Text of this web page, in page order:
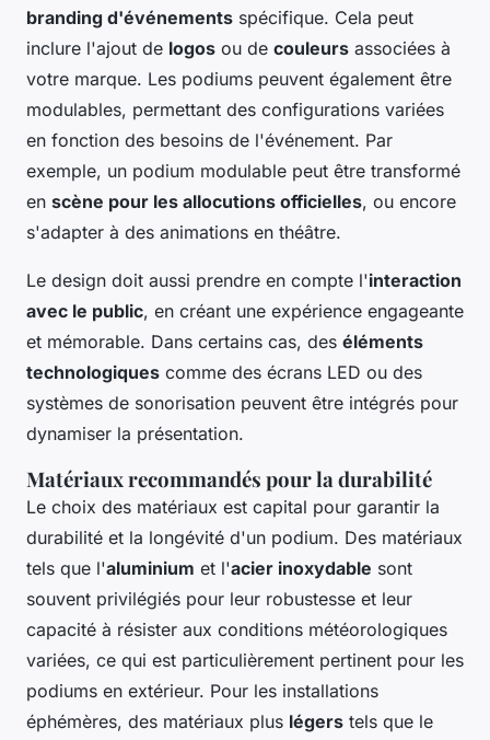
branding d'événements spécifique. Cela peut
inclure l'ajout de logos ou de couleurs associées à
votre marque. Les podiums peuvent également être
modulables, permettant des configurations variées
en fonction des besoins de l'événement. Par
exemple, un podium modulable peut être transformé
en scène pour les allocutions officielles, ou encore
s'adapter à des animations en théâtre.
Le design doit aussi prendre en compte l'interaction
avec le public, en créant une expérience engageante
et mémorable. Dans certains cas, des éléments
technologiques comme des écrans LED ou des
systèmes de sonorisation peuvent être intégrés pour
dynamiser la présentation.
Matériaux recommandés pour la durabilité
Le choix des matériaux est capital pour garantir la
durabilité et la longévité d'un podium. Des matériaux
tels que l'aluminium et l'acier inoxydable sont
souvent privilégiés pour leur robustesse et leur
capacité à résister aux conditions météorologiques
variées, ce qui est particulièrement pertinent pour les
podiums en extérieur. Pour les installations
éphémères, des matériaux plus légers tels que le